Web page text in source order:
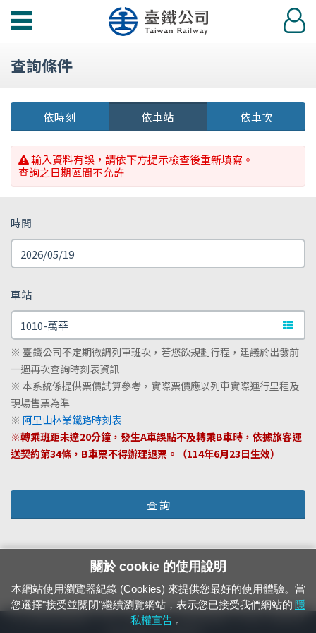
功
選
登
入
查詢條件
依時刻 依車站 依車次
輸入資料有誤，請依下方提示檢查後重新填寫。
查詢之日期區間不允許
時間
車站
文字
※ 臺鐵公司不定期微調列車班次，若您欲規劃行程，建議於出發前
一週再次查詢時刻表資訊
※ 本系統係提供票價試算參考，實際票價應以列車實際運行里程及
現場售票為準
※ 阿里山林業鐵路時刻表
※轉乘班距未達20分鐘，發生A車誤點不及轉乘B車時，依據旅客運
送契約第34條，B車票不得辦理退票。（114年6月23日生效）
查 詢
24小時緊急通報電話：1933（市話、手機，僅限發現軌道、平交道、橋樑及隧
關於 cookie 的使用說明
本網站使用瀏覽器紀錄 (Cookies) 來提供您最好的使用體驗。當
您選擇"接受並關閉"繼續瀏覽網站，表示您已接受我們網站的 隱
私權宣告 。